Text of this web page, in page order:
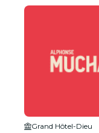
Grand Hôtel-Dieu